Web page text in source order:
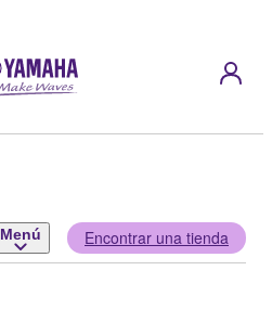
Menú Encontrar una tienda